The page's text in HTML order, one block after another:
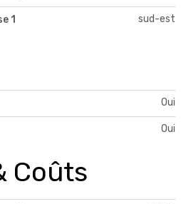
1 sud-est
Oui
Oui
Coûts